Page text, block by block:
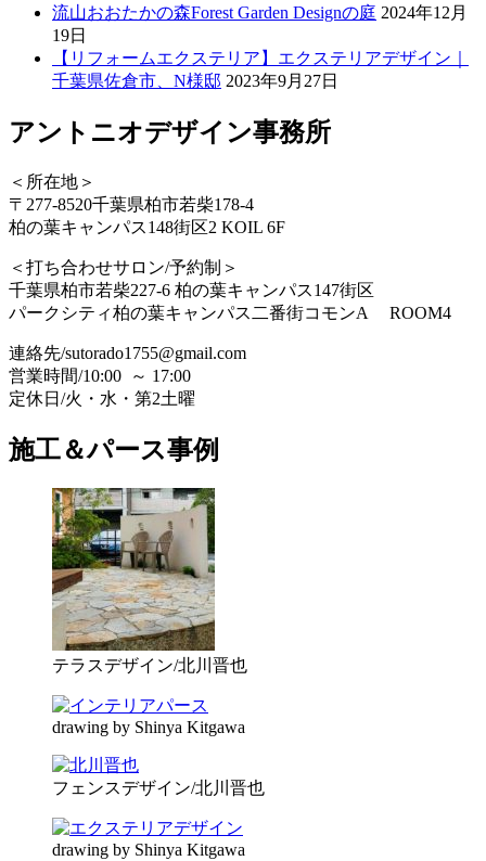
流山おおたかの森Forest Garden Designの庭 2024年12月
19日
【リフォームエクステリア】エクステリアデザイン｜
千葉県佐倉市、N様邸 2023年9月27日
アントニオデザイン事務所
＜所在地＞
〒277-8520千葉県柏市若柴178-4
柏の葉キャンパス148街区2 KOIL 6F
＜打ち合わせサロン/予約制＞
千葉県柏市若柴227-6 柏の葉キャンパス147街区
パークシティ柏の葉キャンパス二番街コモンA ROOM4
連絡先/sutorado1755@gmail.com
営業時間/10:00 ～ 17:00
定休日/火・水・第2土曜
施工＆パース事例
テラスデザイン/北川晋也
drawing by Shinya Kitgawa
フェンスデザイン/北川晋也
drawing by Shinya Kitgawa